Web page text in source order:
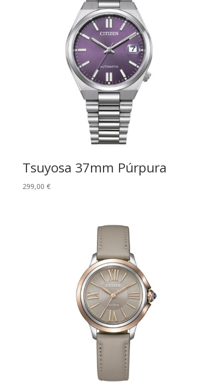
Tsuyosa 37mm Púrpura
299,00 €